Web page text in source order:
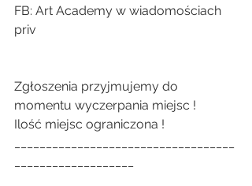
FB: Art Academy w wiadomościach
priv
Zgłoszenia przyjmujemy do
momentu wyczerpania miejsc !
Ilość miejsc ograniczona !